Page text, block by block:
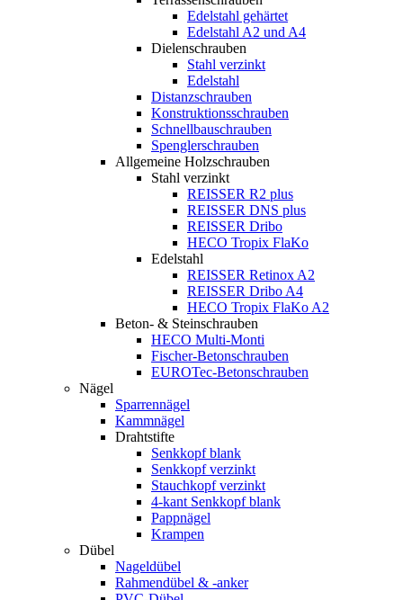
Edelstahl gehärtet
Edelstahl A2 und A4
Dielenschrauben
Stahl verzinkt
Edelstahl
Distanzschrauben
Konstruktionsschrauben
Schnellbauschrauben
Spenglerschrauben
Allgemeine Holzschrauben
Stahl verzinkt
REISSER R2 plus
REISSER DNS plus
REISSER Dribo
HECO Tropix FlaKo
Edelstahl
REISSER Retinox A2
REISSER Dribo A4
HECO Tropix FlaKo A2
Beton- & Steinschrauben
HECO Multi-Monti
Fischer-Betonschrauben
EUROTec-Betonschrauben
Nägel
Sparrennägel
Kammnägel
Drahtstifte
Senkkopf blank
Senkkopf verzinkt
Stauchkopf verzinkt
4-kant Senkkopf blank
Pappnägel
Krampen
Dübel
Nageldübel
Rahmendübel & -anker